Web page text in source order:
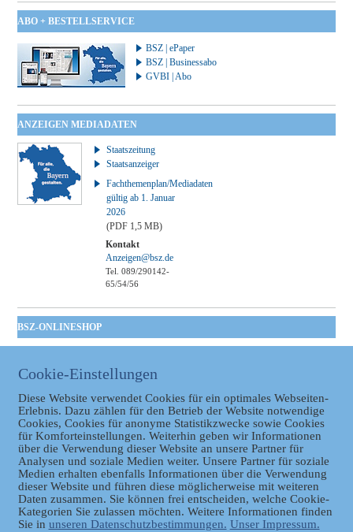
ABO + BESTELLSERVICE
BSZ | ePaper
BSZ | Businessabo
GVBI | Abo
ANZEIGEN MEDIADATEN
Staatszeitung
Staatsanzeiger
Fachthemenplan/Mediadaten
gültig ab 1. Januar
2026
(PDF 1,5 MB)
Kontakt
Anzeigen@bsz.de
Tel. 089/290142-
65/54/56
BSZ-ONLINESHOP
Taschenbuch
GVBl | Einbanddecke
Datenschutz
Cookie-Einstellungen
Diese Website verwendet Cookies für ein optimales Webseiten-
Erlebnis. Dazu zählen für den Betrieb der Website notwendige
Cookies, Cookies für anonyme Statistikzwecke sowie Cookies
für Komforteinstellungen. Weiterhin geben wir Informationen
über die Verwendung dieser Website an unsere Partner für
Analysen und soziale Medien weiter. Unsere Partner für soziale
Medien erhalten ebenfalls Informationen über die Verwendung
dieser Website und führen diese möglicherweise mit weiteren
Daten zusammen. Sie können frei entscheiden, welche Cookie-
Kategorien Sie zulassen möchten. Weitere Informationen finden
Sie in unseren Datenschutzbestimmungen. Unser Impressum.